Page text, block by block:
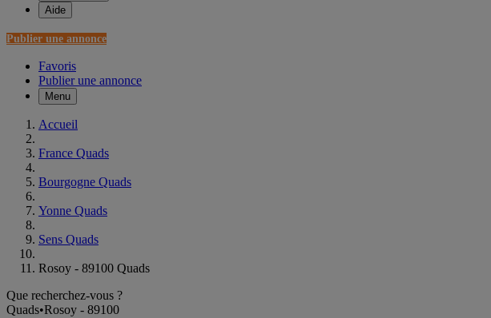
Aide
Publier une annonce
Favoris
Publier une annonce
Menu
Accueil
France Quads
Bourgogne Quads
Yonne Quads
Sens Quads
Rosoy - 89100 Quads
Que recherchez-vous ?
Quads•Rosoy - 89100